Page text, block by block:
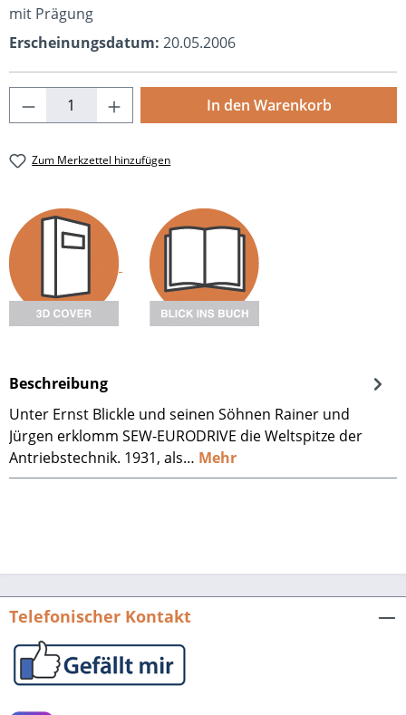
mit Prägung
Erscheinungsdatum: 20.05.2006
Produkt Anzahl: Gib den gewünschten
In den Warenkorb
Zum Merkzettel hinzufügen
Beschreibung
Unter Ernst Blickle und seinen Söhnen Rainer und
Jürgen erklomm SEW-EURODRIVE die Weltspitze der
Antriebstechnik. 1931, als… Mehr
Telefonischer Kontakt